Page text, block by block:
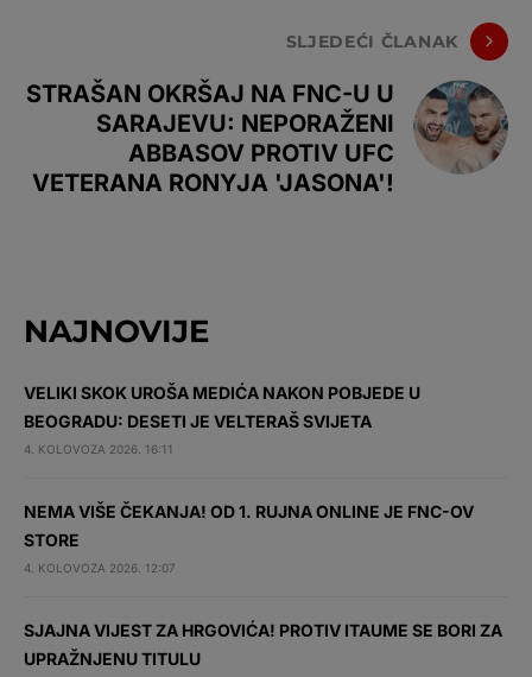
SLJEDEĆI ČLANAK
STRAŠAN OKRŠAJ NA FNC-U U
SARAJEVU: NEPORAŽENI
ABBASOV PROTIV UFC
VETERANA RONYJA 'JASONA'!
NAJNOVIJE
VELIKI SKOK UROŠA MEDIĆA NAKON POBJEDE U
BEOGRADU: DESETI JE VELTERAŠ SVIJETA
4. KOLOVOZA 2026. 16:11
NEMA VIŠE ČEKANJA! OD 1. RUJNA ONLINE JE FNC-OV
STORE
4. KOLOVOZA 2026. 12:07
SJAJNA VIJEST ZA HRGOVIĆA! PROTIV ITAUME SE BORI ZA
UPRAŽNJENU TITULU